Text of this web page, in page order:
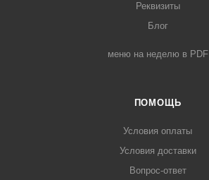
Реквизиты
Блог
меню на неделю в PDF
ПОМОЩЬ
Условия оплаты
Условия доставки
Вопрос-ответ